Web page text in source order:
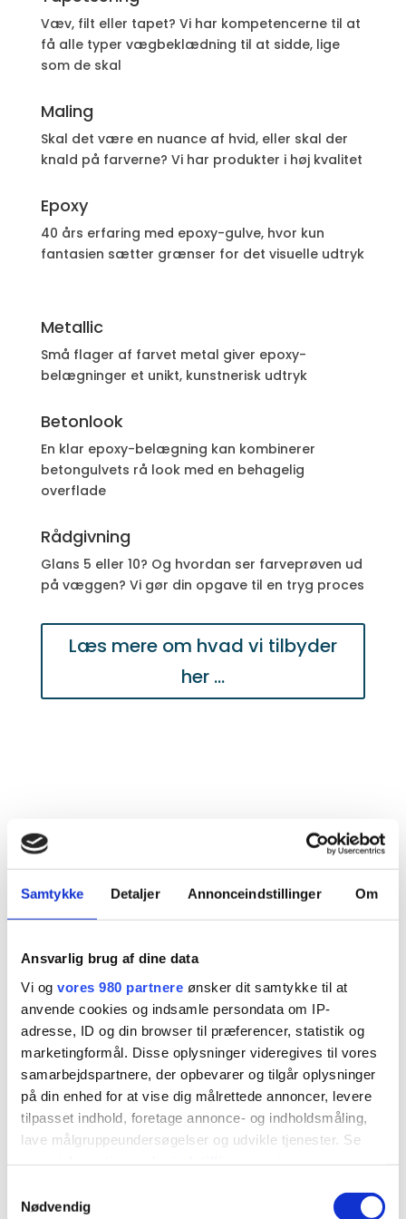
Samtykke Detaljer Annonceindstillinger Om
Ansvarlig brug af dine data
Vi og vores 980 partnere ønsker dit samtykke til at
anvende cookies og indsamle persondata om IP-
adresse, ID og din browser til præferencer, statistik og
marketingformål. Disse oplysninger videregives til vores
samarbejdspartnere, der opbevarer og tilgår oplysninger
på din enhed for at vise dig målrettede annoncer, levere
tilpasset indhold, foretage annonce- og indholdsmåling,
lave målgruppeundersøgelser og udvikle tjenester. Se
tilbage eller ændre indstillinger fra vores
Nødvendig
Væv, filt eller tapet? Vi har kompetencerne til at
få alle typer vægbeklædning til at sidde, lige
som de skal
Maling
Skal det være en nuance af hvid, eller skal der
knald på farverne? Vi har produkter i høj kvalitet
Epoxy
40 års erfaring med epoxy-gulve, hvor kun
fantasien sætter grænser for det visuelle udtryk
Metallic
Små flager af farvet metal giver epoxy-
belægninger et unikt, kunstnerisk udtryk
Betonlook
En klar epoxy-belægning kan kombinerer
betongulvets rå look med en behagelig
overflade
Rådgivning
Glans 5 eller 10? Og hvordan ser farveprøven ud
på væggen? Vi gør din opgave til en tryg proces
Læs mere om hvad vi tilbyder
her ...
Lasse Wilhelmsen
Indehaver af Wilhelmsen Maler
Fjerde generation efter grundlæggeren, der
trods sin unge alder kan bryste sig af 15 års
malererfaring og en stor passion for epoxy-
metallic.
Jens Wilhelmsen